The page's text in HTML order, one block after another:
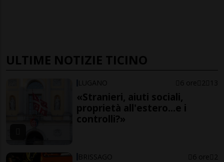
ULTIME NOTIZIE TICINO
LUGANO 6 ore 2 13
«Stranieri, aiuti sociali,
proprietà all'estero...e i
controlli?»
BRISSAGO 6 ore 2